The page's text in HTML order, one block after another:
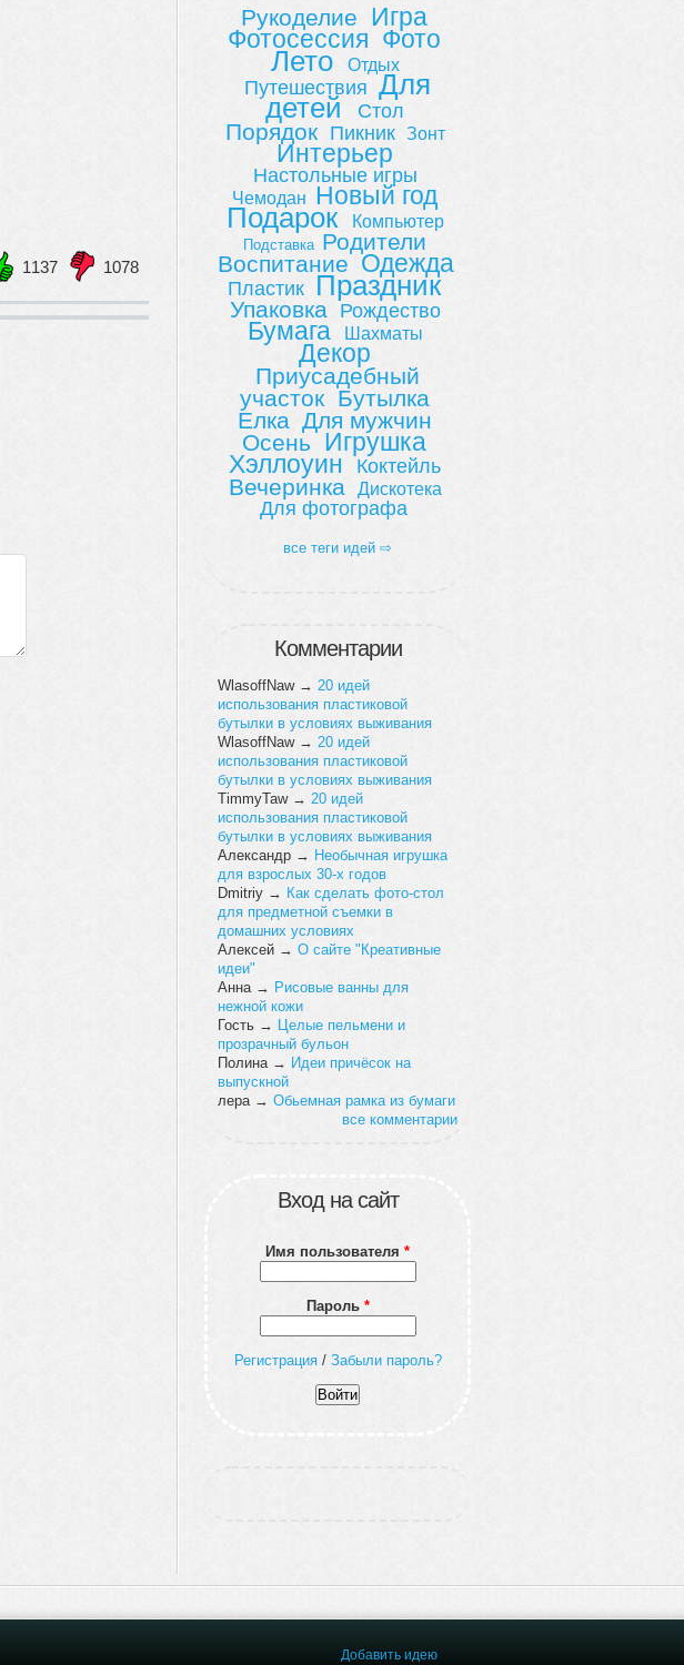
1137 1078
Рукоделие Игра
Фотосессия Фото
Лето Отдых
Путешествия Для
детей Стол
Порядок Пикник Зонт
Интерьер
Настольные игры
Чемодан Новый год
Подарок Компьютер
Подставка Родители
Воспитание Одежда
Пластик Праздник
Упаковка Рождество
Бумага Шахматы
Декор
Приусадебный
участок Бутылка
Елка
Для мужчин
Осень
Игрушка
Хэллоуин Коктейль
Вечеринка Дискотека
Для фотографа
все теги идей ⇨
Комментарии
WlasoffNaw→ 20 идей
использования пластиковой
бутылки в условиях выживания
WlasoffNaw→ 20 идей
использования пластиковой
бутылки в условиях выживания
TimmyTaw→ 20 идей
использования пластиковой
бутылки в условиях выживания
Александр → Необычная игрушка
для взрослых 30-х годов
Dmitriy → Как сделать фото-стол
для предметной съемки в
домашних условиях
Алексей → О сайте "Креативные
идеи"
Анна→ Рисовые ванны для
нежной кожи
Гость → Целые пельмени и
прозрачный бульон
Полина→ Идеи причёсок на
выпускной
лера→ Обьемная рамка из бумаги
все комментарии
Вход на сайт
Имя пользователя *
Пароль *
Регистрация/ Забыли пароль?
Добавить идею